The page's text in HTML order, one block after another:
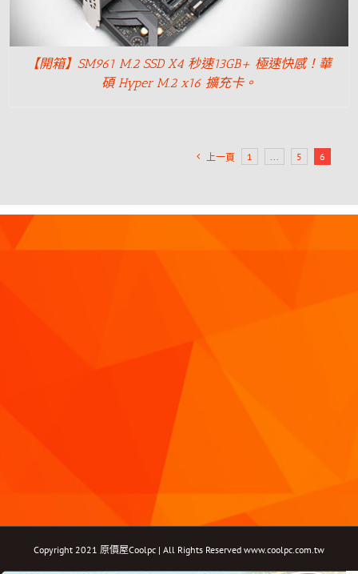
【開箱】SM961 M.2 SSD X4 秒速13GB+ 極速快感！華
碩 Hyper M.2 x16 擴充卡。
上一頁 1 5 6
Copyright 2021 原價屋Coolpc | All Rights Reserved www.coolpc.com.tw